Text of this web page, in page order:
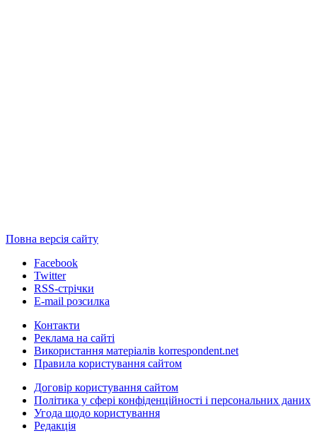
Повна версія сайту
Facebook
Twitter
RSS-стрічки
E-mail розсилка
Контакти
Реклама на сайті
Використання матеріалів korrespondent.net
Правила користування сайтом
Договір користування сайтом
Політика у сфері конфіденційності і персональних даних
Угода щодо користування
Редакція